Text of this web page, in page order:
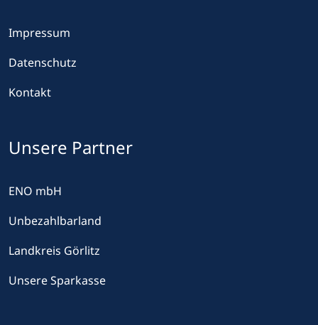
Impressum
Datenschutz
Kontakt
Unsere Partner
ENO mbH
Unbezahlbarland
Landkreis Görlitz
Unsere Sparkasse